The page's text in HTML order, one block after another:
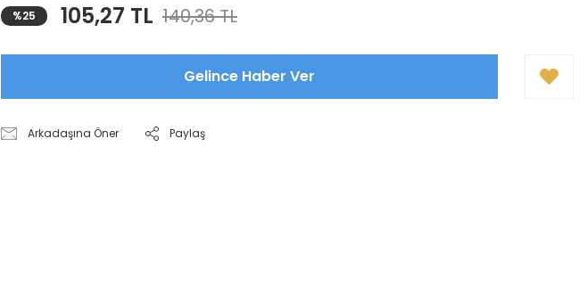
%25 105,27 TL 140,36 TL
Gelince Haber Ver
Arkadaşına Öner Paylaş